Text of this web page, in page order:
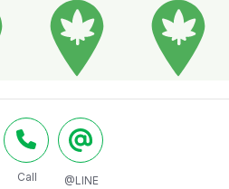
Call @LINE